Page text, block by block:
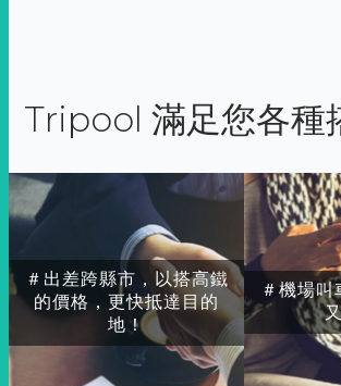
Tripool 滿足您各種
＃出差跨縣市，以搭高鐵
的價格，更快抵達目的
地！
＃機場